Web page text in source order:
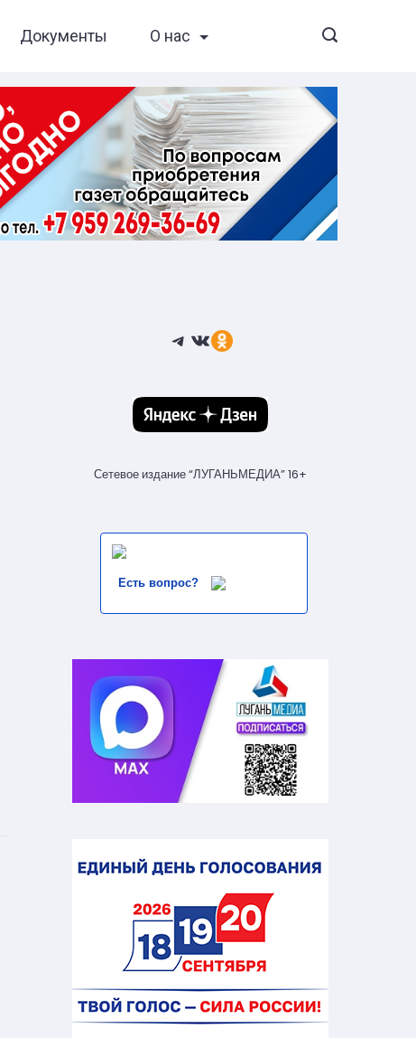
Документы О нас
Telegram
ВКонтакте
Ссылка
Сетевое издание “ЛУГАНЬМЕДИА” 16+
Есть вопрос?